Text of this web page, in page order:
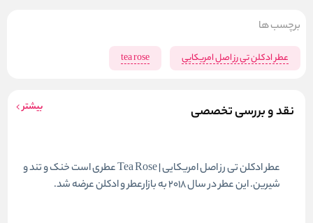
نقد و بررسی تخصصی بیشتر
عطر ادکلن تی رز اصل امریکایی | Tea Rose عطری است خنک و تند و
شیرین. این عطر در سال 2018 به بازارعطر و ادکلن عرضه شد.
برچسب ها
عطر ادکلن تی رز اصل امریکایی tea rose